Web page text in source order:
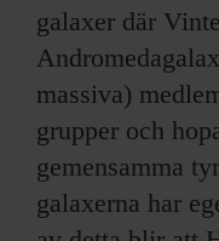
galaxer där
massiva)
grupper och
gemensamma
galaxerna har